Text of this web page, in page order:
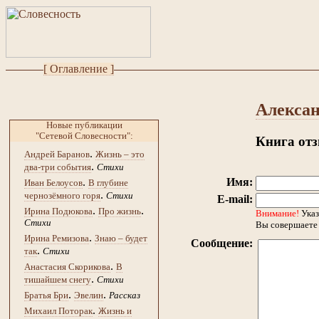
[ Оглавление ]
Новые публикации
"Сетевой Словесности":
Андрей Баранов. Жизнь – это
два-три события. Стихи
Иван Белоусов. В глубине
чернозёмного горя. Стихи
Ирина Подюкова. Про жизнь.
Стихи
Ирина Ремизова. Знаю – будет
так. Стихи
Анастасия Скорикова. В
тишайшем снегу. Стихи
Братья Бри. Эвелин. Рассказ
Михаил Поторак. Жизнь и
Книга
Имя:
E-mail:
Внимание!
Вы совершаете
Сообщение: